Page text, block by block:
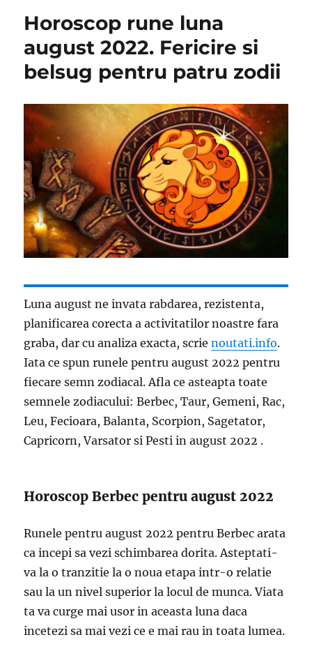
Horoscop rune luna
august 2022. Fericire si
belsug pentru patru zodii
Luna august ne invata rabdarea, rezistenta,
planificarea corecta a activitatilor noastre fara
graba, dar cu analiza exacta, scrienoutati.info.
Iata ce spun runele pentru august 2022 pentru
fiecare semn zodiacal. Afla ce asteapta toate
semnele zodiacului: Berbec, Taur, Gemeni, Rac,
Leu, Fecioara, Balanta, Scorpion, Sagetator,
Capricorn, Varsator si Pesti in august 2022 .
Horoscop Berbec pentru august 2022
Runele pentru august 2022 pentru Berbec arata
ca incepi sa vezi schimbarea dorita. Asteptati-
va la o tranzitie la o noua etapa intr-o relatie
sau la un nivel superior la locul de munca. Viata
ta va curge mai usor in aceasta luna daca
incetezi sa mai vezi ce e mai rau in toata lumea.